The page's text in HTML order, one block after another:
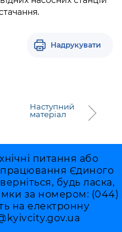
стану
Надрукувати
Наступний
матеріал
питання або
Єдиного
будь ласка,
за номером: (044)
на електронну